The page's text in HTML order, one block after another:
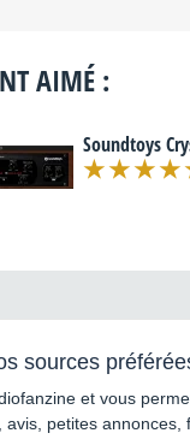
AIMÉ :
Soundtoys
sources
et vous
petites annonces,